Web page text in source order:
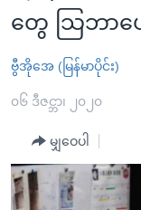
Link
များ
ပင်မ
ကျော်
ကြည့်
ကမ္ဘာ့သတင်းများ
နိုင်ငံတကာ
အစ္စရေး-ပါလက်စတိုင်
ဗွီဒီယို
သတင်းလွတ်လပ်ခွင့်
အင်္ဂလိပ်စာလေ့လာ
အမေရိကန်သုံးအီဒီယံ
အပတ်စဉ်ကဏ္ဍများ
တွေ သြဘာပ
ဗွီအိုအေ (မြန်မာပိုင်း)
၀၆ ဒီဇင္ဘာ၊ ၂၀၂၀
မျှဝေပါ